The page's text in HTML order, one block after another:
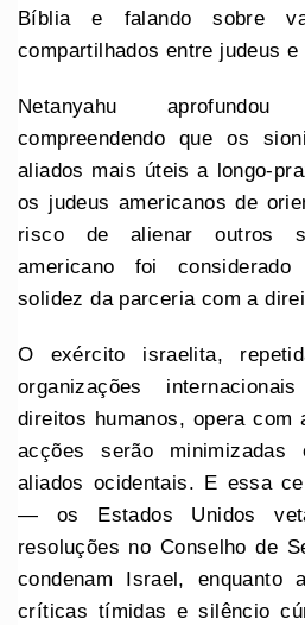
Bíblia e falando sobre
compartilhados entre judeus
Netanyahu
compreendendo que os
aliados mais úteis a longo-
os judeus americanos de
risco de alienar outros
americano foi
solidez da parceria com a
O exército israelita,
organizações
direitos humanos, opera com
acções serão minimizadas
aliados ocidentais. E essa
— os Estados Unidos
resoluções no Conselho de
condenam Israel, enquanto
críticas tímidas e silêncio